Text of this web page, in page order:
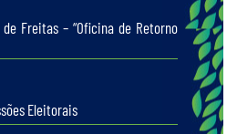
Freitas – “Oficina de Retorno
Eleitorais